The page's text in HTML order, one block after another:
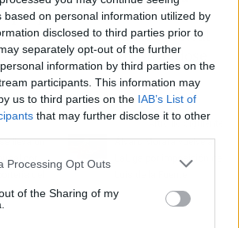
based on personal information utilized by
disclosed to third parties prior to
separately opt-out of the further
information by third parties on the
participants. This information may
us to third parties on the IAB’s List of
that may further disclose it to other
Processing Opt Outs
of the Sharing of my
, como en otras
el que fuera jugador del Real
se ha enseñado mostrándose
lleva un
por
Artículo siguiente
Álvaro Morata vuelve a
LaLiga por imposición de